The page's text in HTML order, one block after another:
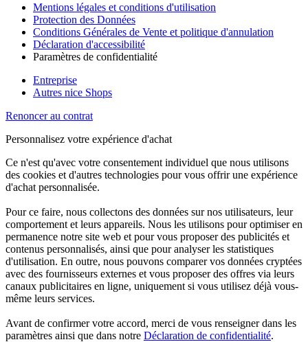
Mentions légales et conditions d'utilisation
Protection des Données
Conditions Générales de Vente et politique d'annulation
Déclaration d'accessibilité
Paramètres de confidentialité
Entreprise
Autres nice Shops
Renoncer au contrat
Personnalisez votre expérience d'achat
Ce n'est qu'avec votre consentement individuel que nous utilisons
des cookies et d'autres technologies pour vous offrir une expérience
d'achat personnalisée.
Pour ce faire, nous collectons des données sur nos utilisateurs, leur
comportement et leurs appareils. Nous les utilisons pour optimiser en
permanence notre site web et pour vous proposer des publicités et
contenus personnalisés, ainsi que pour analyser les statistiques
d'utilisation. En outre, nous pouvons comparer vos données cryptées
avec des fournisseurs externes et vous proposer des offres via leurs
canaux publicitaires en ligne, uniquement si vous utilisez déjà vous-
même leurs services.
Avant de confirmer votre accord, merci de vous renseigner dans les
paramètres ainsi que dans notre Déclaration de confidentialité.